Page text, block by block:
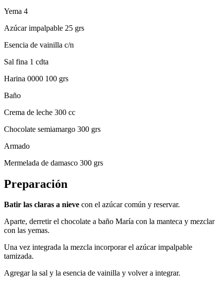
Yema 4
Azúcar impalpable 25 grs
Esencia de vainilla c/n
Sal fina 1 cdta
Harina 0000 100 grs
Baño
Crema de leche 300 cc
Chocolate semiamargo 300 grs
Armado
Mermelada de damasco 300 grs
Preparación
Batir las claras a nieve con el azúcar común y reservar.
Aparte, derretir el chocolate a baño María con la manteca y mezclar
con las yemas.
Una vez integrada la mezcla incorporar el azúcar impalpable
tamizada.
Agregar la sal y la esencia de vainilla y volver a integrar.